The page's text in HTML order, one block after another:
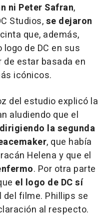
ni Peter Safran,
Studios,se dejaron
que, además,
de DC en sus
estar basada en
icónicos.
del estudio explicó la
aludiendo que el
dirigiendo la segunda
, que había
Helena y que el
. Por otra parte
el logo de DC sí
del filme. Phillips se
al respecto.